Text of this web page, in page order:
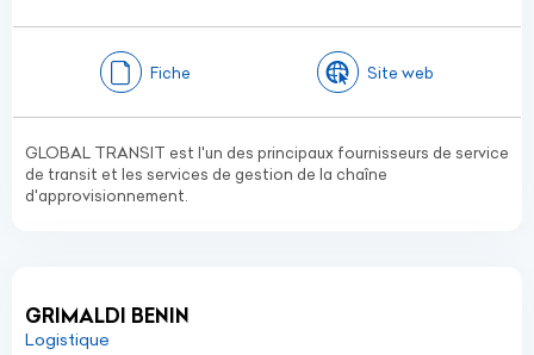
Fiche Site web
GLOBAL TRANSIT est l'un des principaux fournisseurs de service
de transit et les services de gestion de la chaîne
d'approvisionnement.
GRIMALDI BENIN
Logistique